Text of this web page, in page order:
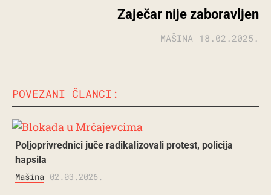
Zaječar nije zaboravljen
MAŠINA 18.02.2025.
POVEZANI ČLANCI:
Poljoprivrednici juče radikalizovali protest, policija
hapsila
Mašina 02.03.2026.